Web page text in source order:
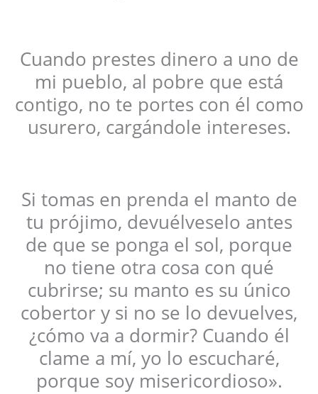
Cuando prestes dinero a uno de
mi pueblo, al pobre que está
contigo, no te portes con él como
usurero, cargándole intereses.
Si tomas en prenda el manto de
tu prójimo, devuélveselo antes
de que se ponga el sol, porque
no tiene otra cosa con qué
cubrirse; su manto es su único
cobertor y si no se lo devuelves,
¿cómo va a dormir? Cuando él
clame a mí, yo lo escucharé,
porque soy misericordioso».